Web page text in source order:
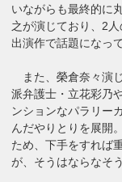
いながらも最終的に
之が演じており、2
出演作で話題になっ
また、榮倉奈々演
派弁護士・立花彩乃
ンションなパラリー
んだやりとりを展開
ため、下手をすれば
が、そうはならなそう